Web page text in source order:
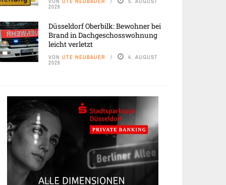
2026
Düsseldorf Oberbilk: Bewohner bei
Brand in Dachgeschosswohnung
leicht verletzt
VON UTE NEUBAUER 4. AUGUST
2026